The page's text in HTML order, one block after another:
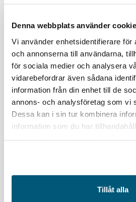
Denna webbplats använder
Vi använder enhetsidentifierare för
och annonserna till användarna,
för sociala medier och analysera
vidarebefordrar även sådana
information från din enhet till de
annons- och analysföretag som vi
Dessa kan i sin tur kombinera
information som du har
Tillåt alla
Tillsammans bygger vi din
underlättar vardagen.
Saknar du ett webbkonto?
Håll mig inloggad
Problem med inloggningen?